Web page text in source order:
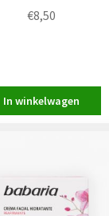
€8,50